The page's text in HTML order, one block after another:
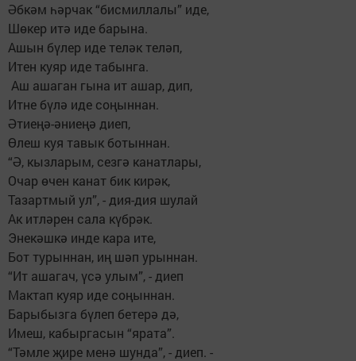
Әбкәм һәрчак “бисмиллалы” иде,
Шөкер итә иде барына.
Ашын бүлер иде теләк теләп,
Итен куяр иде табынга.
Аш ашаган гына ит ашар, дип,
Итне бүлә иде соңыннан.
Әтиеңә-әниеңә диеп,
Өлеш куя тавык ботыннан.
“Ә, кызларым, сезгә канатлары,
Очар өчен канат бик кирәк,
Тазартмый ул”, - дия-дия шулай
Ак итләрен сала күбрәк.
Энекәшкә инде кара ите,
Бот турыннан, иң шәп урыннан.
“Ит ашагач, үсә улым”, - диеп
Мактап куяр иде соңыннан.
Барыбызга бүлеп бетерә дә,
Имеш, кабыргасын “ярата”.
“Тәмле җире менә шунда”, - диеп. -